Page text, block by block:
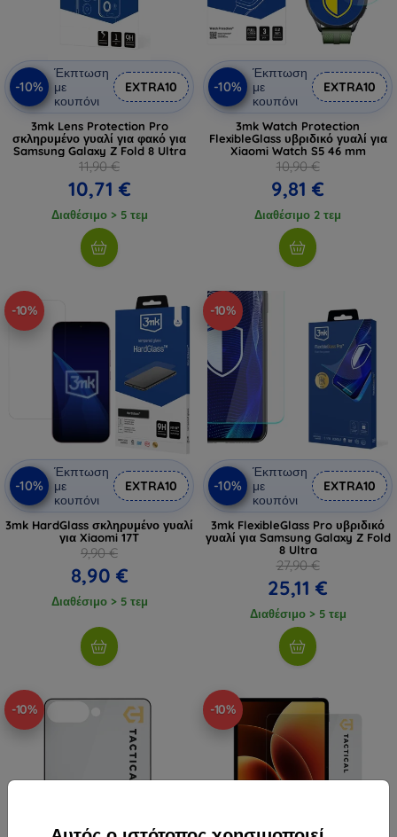
-10%
Έκπτωση
με
κουπόνι
EXTRA10
3mk Lens Protection Pro
σκληρυμένο γυαλί για φακό για
Samsung Galaxy Z Fold 8 Ultra
11,90 €
10,71 €
Διαθέσιμο > 5 τεμ
-10%
Έκπτωση
με
κουπόνι
EXTRA10
3mk Watch Protection
FlexibleGlass υβριδικό γυαλί για
Xiaomi Watch S5 46 mm
10,90 €
9,81 €
Διαθέσιμο 2 τεμ
-10%
-10%
Έκπτωση
με
κουπόνι
EXTRA10
3mk HardGlass σκληρυμένο γυαλί
για Xiaomi 17T
9,90 €
8,90 €
Διαθέσιμο > 5 τεμ
-10%
-10%
Έκπτωση
με
κουπόνι
EXTRA10
3mk FlexibleGlass Pro υβριδικό
γυαλί για Samsung Galaxy Z Fold
8 Ultra
27,90 €
25,11 €
Διαθέσιμο > 5 τεμ
-10% -10%